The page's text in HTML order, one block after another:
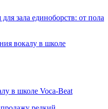
зала единоборств: от пола
в школе Voca-Beat